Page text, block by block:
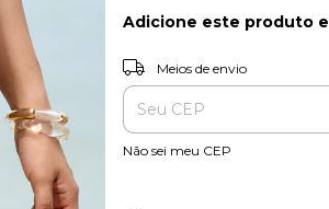
Adicione este produto e
Entregas para o CEP:
Meios de envio
Não sei meu CEP